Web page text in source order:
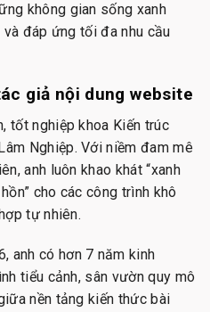
không gian sống xanh
đáp ứng tối đa nhu cầu
giả nội dung website
tốt nghiệp khoa Kiến trúc
Nghiệp. Với niềm đam mê
anh luôn khao khát “xanh
cho các công trình khô
tự nhiên.
anh có hơn 7 năm kinh
tiểu cảnh, sân vườn quy mô
nền tảng kiến thức bài